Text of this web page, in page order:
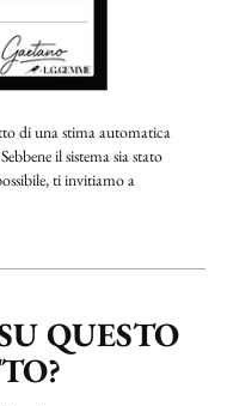
di una stima automatica
il sistema sia stato
ti invitiamo a
QUESTO